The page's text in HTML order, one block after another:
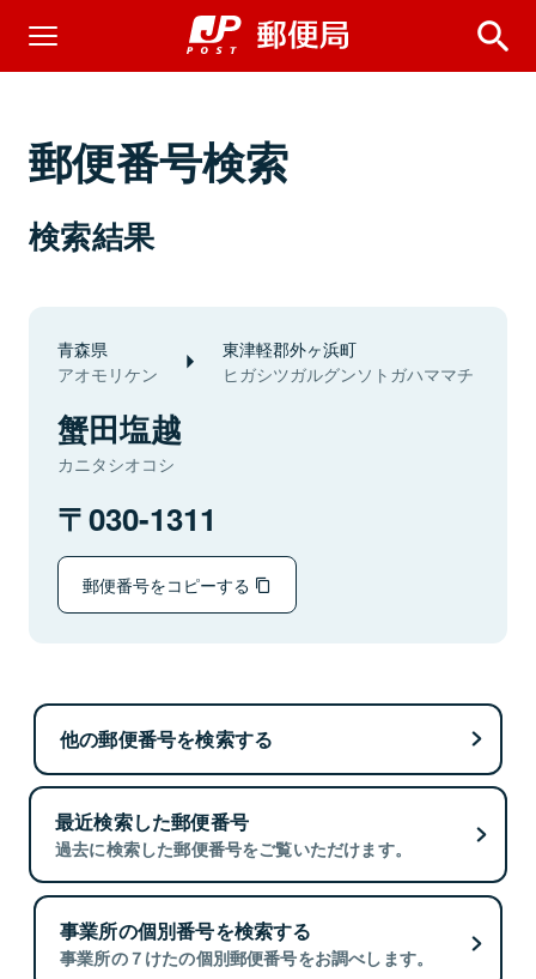
郵便番号検索
検索結果
青森県
アオモリケン
東津軽郡外ヶ浜町
ヒガシツガルグンソトガハママチ
蟹田塩越
カニタシオコシ
030-1311
郵便番号をコピーする
他の郵便番号を検索する
最近検索した郵便番号
過去に検索した郵便番号をご覧いただけます。
事業所の個別番号を検索する
事業所の７けたの個別郵便番号をお調べします。